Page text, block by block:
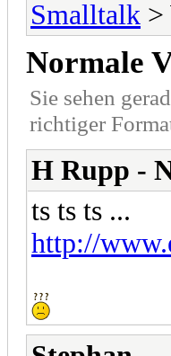
Smalltalk >
Normale
Sie sehen
richtiger
H Rupp -
ts ts ts ...
http://